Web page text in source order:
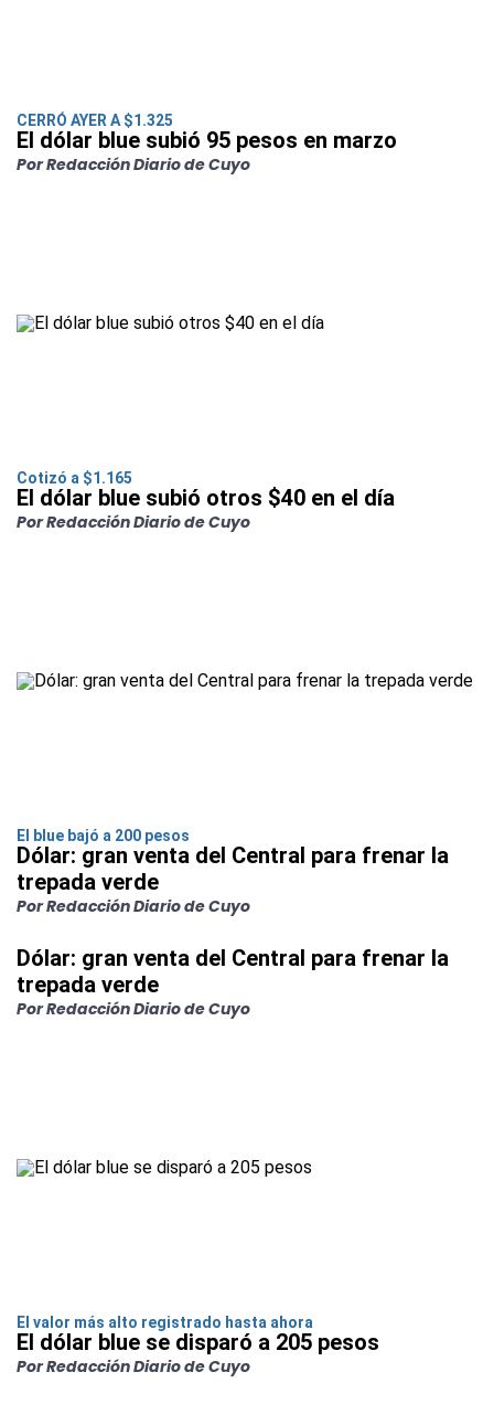
CERRÓ AYER A $1.325
El dólar blue subió 95 pesos en marzo
Por Redacción Diario de Cuyo
Cotizó a $1.165
El dólar blue subió otros $40 en el día
Por Redacción Diario de Cuyo
El blue bajó a 200 pesos
Dólar: gran venta del Central para frenar la
trepada verde
Por Redacción Diario de Cuyo
Dólar: gran venta del Central para frenar la
trepada verde
Por Redacción Diario de Cuyo
El valor más alto registrado hasta ahora
El dólar blue se disparó a 205 pesos
Por Redacción Diario de Cuyo